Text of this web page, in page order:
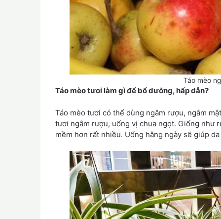
Táo mèo
Táo mèo tươi làm gì để bổ dưỡng, hấp dẫn?
Táo mèo tươi có thể dùng ngâm rượu, ngâm
tươi ngâm rượu, uống vị chua ngọt. Giống như
mềm hơn rất nhiều. Uống hằng ngày sẽ giúp